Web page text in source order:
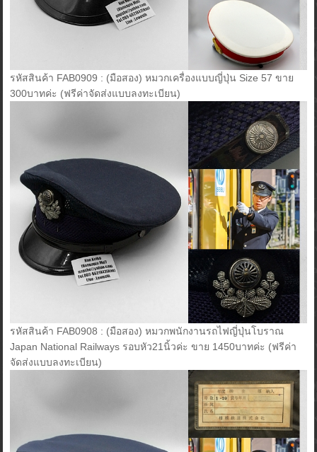
รหัสสินค้า FAB0909 : (มือสอง) หมวกเครื่องแบบญี่ปุ่น Size 57 ขาย
300บาทค่ะ (ฟรีค่าจัดส่งแบบลงทะเบียน)
รหัสสินค้า FAB0908 : (มือสอง) หมวกพนักงานรถไฟญี่ปุ่นโบราณ
Japan National Railways รอบหัว21นิ้วค่ะ ขาย 1450บาทค่ะ (ฟรีค่า
จัดส่งแบบลงทะเบียน)